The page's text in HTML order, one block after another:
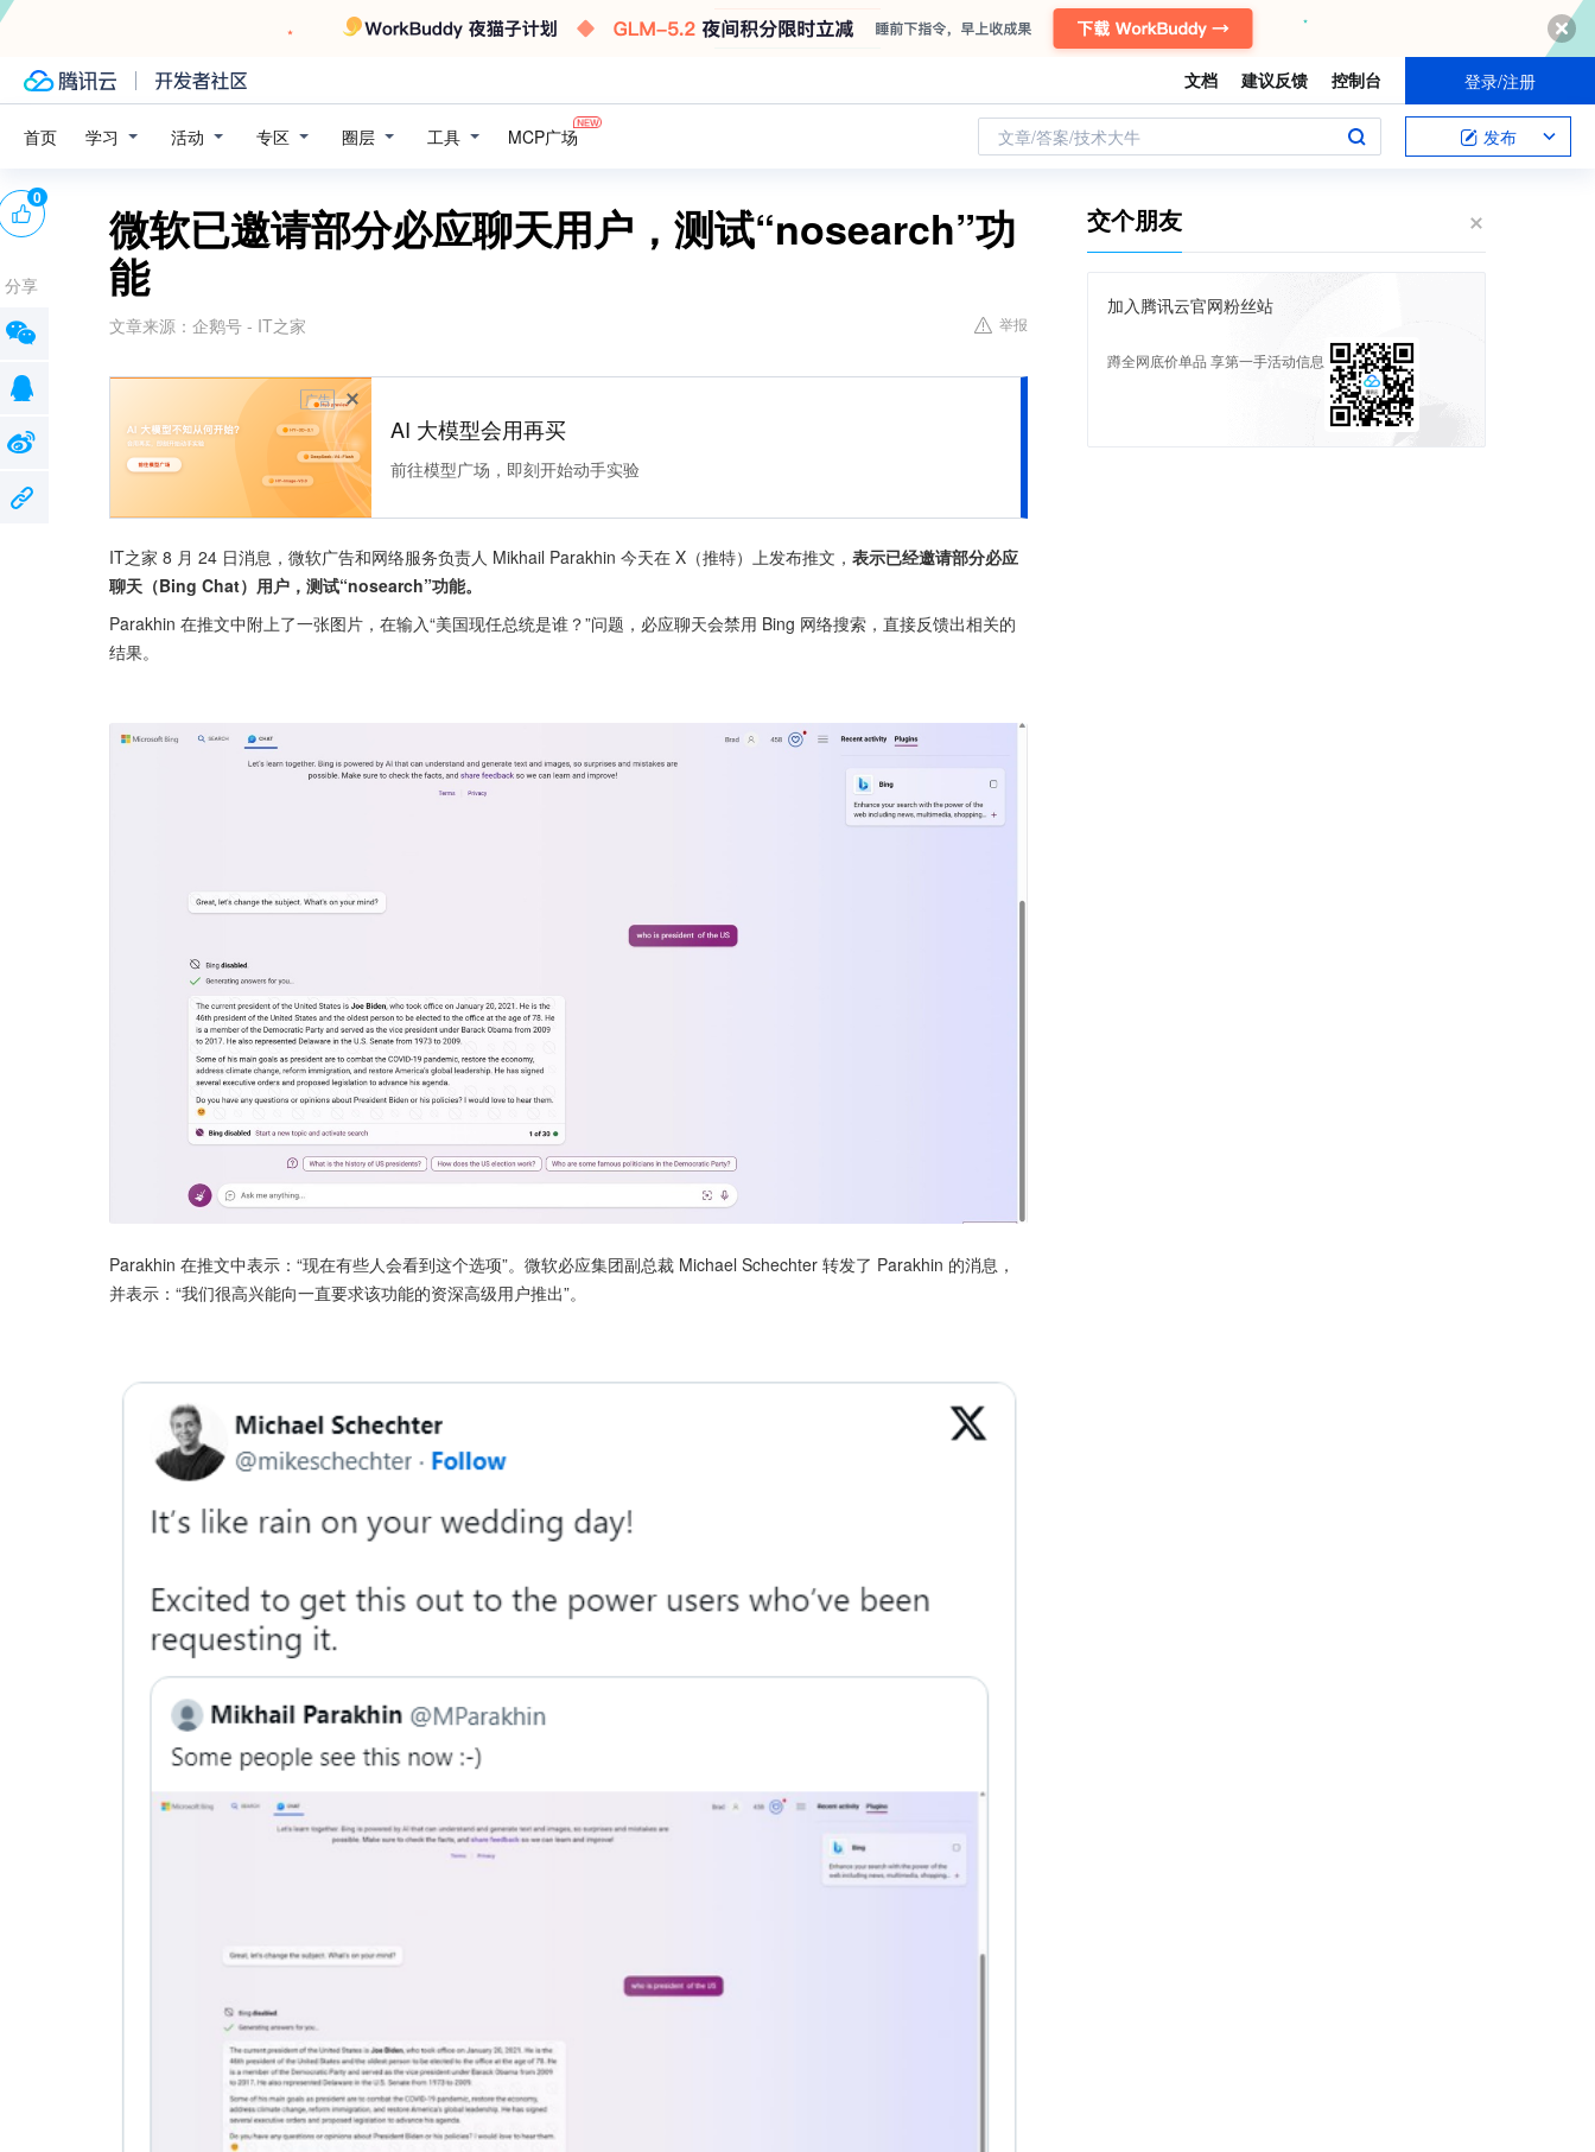
文档 建议反馈 控制台 登录/注册
首页 学习 活动 专区 圈层 工具 MCP广场 文章/答案/技术大牛 发布
微软已邀请部分必应聊天用户，测试“nosearch”功
能
文章来源： 企鹅号 - IT之家 举报
广告
AI 大模型会用再买
前往模型广场，即刻开始动手实验
IT之家 8 月 24 日消息，微软广告和网络服务负责人 Mikhail Parakhin 今天在 X（推特）上发布推文， 表示已经邀请部分必应
聊天（Bing Chat）用户，测试“nosearch”功能。
Parakhin 在推文中附上了一张图片，在输入“美国现任总统是谁？”问题，必应聊天会禁用 Bing 网络搜索，直接反馈出相关的
结果。
Parakhin 在推文中表示：“现在有些人会看到这个选项”。微软必应集团副总裁 Michael Schechter 转发了 Parakhin 的消息，
并表示：“我们很高兴能向一直要求该功能的资深高级用户推出”。
0
分享
交个朋友
加入腾讯云官网粉丝站
蹲全网底价单品 享第一手活动信息